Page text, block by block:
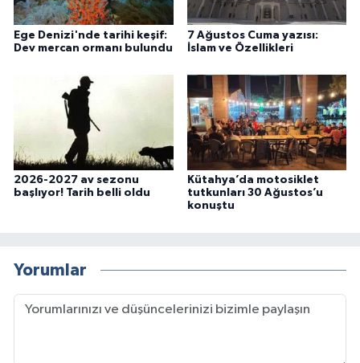
Ege Denizi'nde tarihi keşif:
Dev mercan ormanı bulundu
7 Ağustos Cuma yazısı:
İslam ve Özellikleri
2026-2027 av sezonu
başlıyor! Tarih belli oldu
Kütahya’da motosiklet
tutkunları 30 Ağustos’u
konuştu
Yorumlar